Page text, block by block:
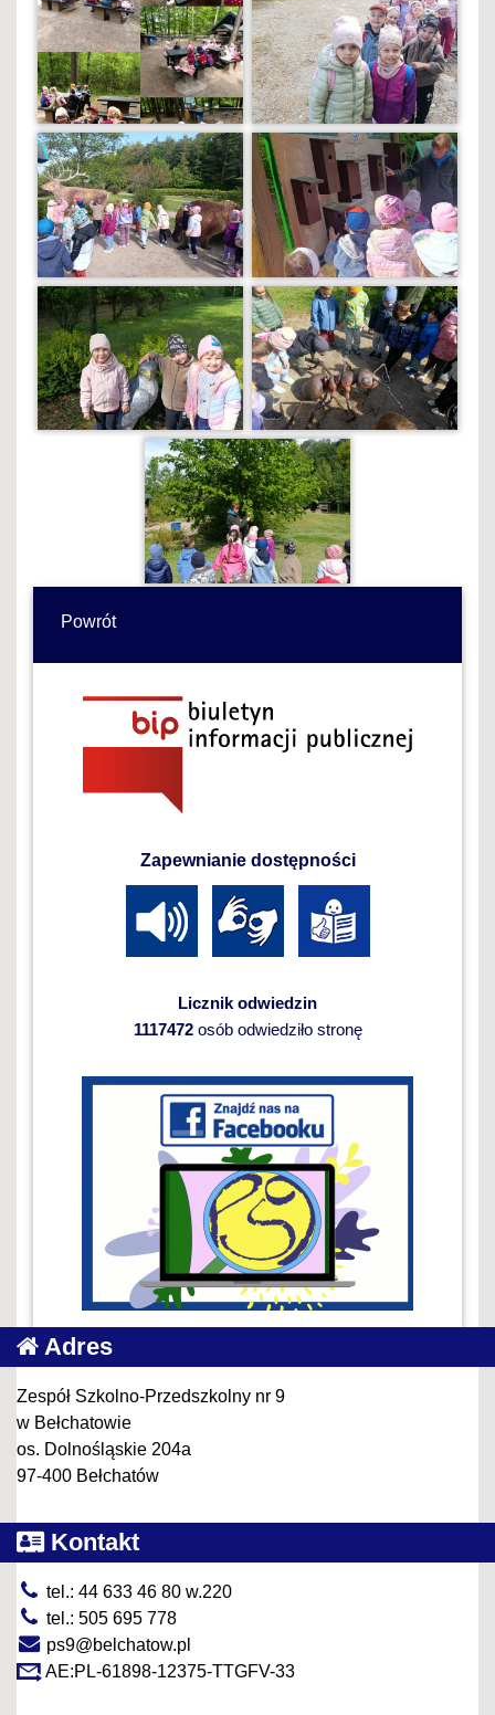
Powrót
Zapewnianie dostępności
Licznik odwiedzin
1117472osób odwiedziło stronę
Adres
Zespół Szkolno-Przedszkolny nr 9
w Bełchatowie
os. Dolnośląskie 204a
97-400 Bełchatów
Kontakt
tel.: 44 633 46 80 w.220
tel.: 505 695 778
ps9@belchatow.pl
AE:PL-61898-12375-TTGFV-33